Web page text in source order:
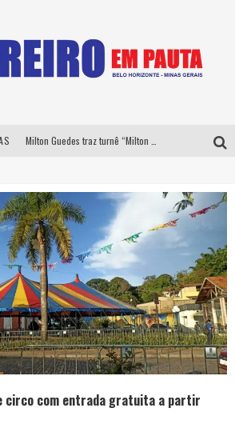
Yan traz a turnê nacional do PagodYANdo para Belo Horizonte
circo com entrada gratuita a partir